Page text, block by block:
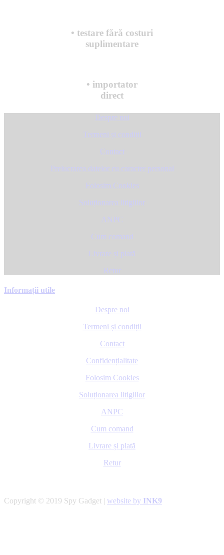
• testare fără costuri
suplimentare
• importator
direct
Despre noi
Termeni și condiții
Contact
Prelucrarea datelor cu caracter personal
Folosim Cookies
Soluționarea litigiilor
ANPC
Cum comand
Livrare și plată
Retur
Informații utile
Despre noi
Termeni și condiții
Contact
Confidențialitate
Folosim Cookies
Soluționarea litigiilor
ANPC
Cum comand
Livrare și plată
Retur
Copyright © 2019 Spy Gadget | website by INK9